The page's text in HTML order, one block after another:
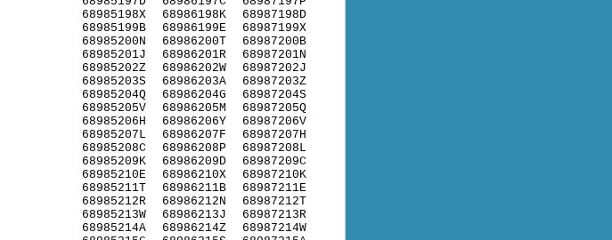
68985198X
68985199B
68985200N
68985201J
68985202Z
68985203S
68985204Q
68985205V
68985206H
68985207L
68985208C
68985209K
68985210E
68985211T
68985212R
68985213W
68985214A
68986198K
68986199E
68986200T
68986201R
68986202W
68986203A
68986204G
68986205M
68986206Y
68986207F
68986208P
68986209D
68986210X
68986211B
68986212N
68986213J
68986214Z
68987198D
68987199X
68987200B
68987201N
68987202J
68987203Z
68987204S
68987205Q
68987206V
68987207H
68987208L
68987209C
68987210K
68987211E
68987212T
68987213R
68987214W